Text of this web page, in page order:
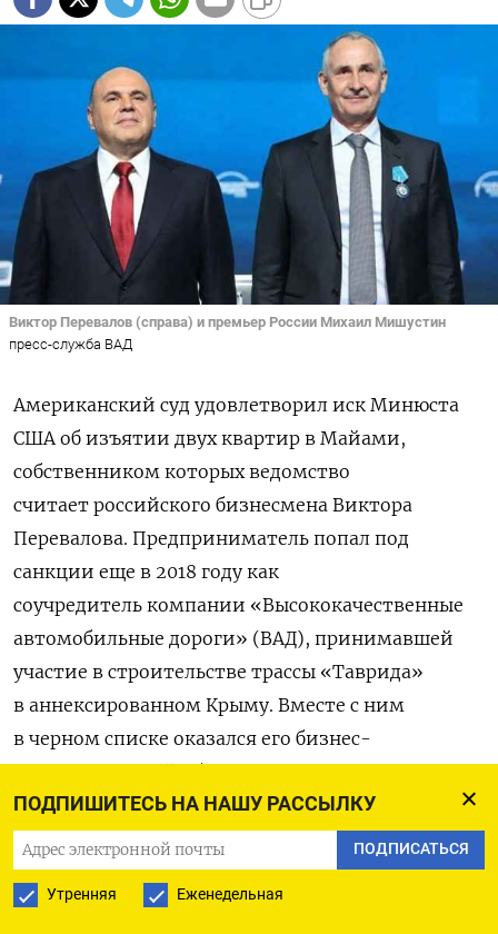
ПОДПИШИТЕСЬ НА НАШУ РАССЫЛКУ
ПОДПИСАТЬСЯ
Утренняя Еженедельная
Виктор Перевалов (справа) и премьер России Михаил Мишустин
пресс-служба ВАД
Американский суд удовлетворил иск Минюста
США об изъятии двух квартир в Майами,
собственником которых ведомство
считает российского бизнесмена Виктора
Перевалова. Предприниматель попал под
санкции еще в 2018 году как
соучредитель компании «Высококачественные
автомобильные дороги» (ВАД), принимавшей
участие в строительстве трассы «Таврида»
в аннексированном Крыму. Вместе с ним
в черном списке оказался его бизнес-
обавошлив рейтинг Forbes под названием
«Короли госзаказа». Сумма полученных ими
господрядов оценивалась в 63,5 млрд рублей.